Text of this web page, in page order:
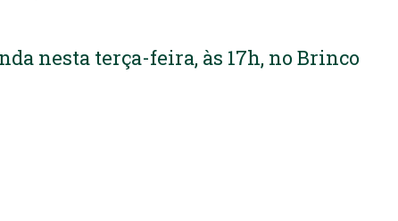
nesta terça-feira, às 17h, no Brinco